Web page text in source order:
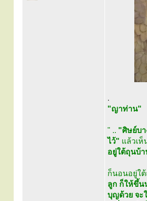
.
"ญาท่าน"
" .. "ศิษย์บา
ไว้" แล้วเห็
อยู่ใต้ถุนบ้
ก็นอนอยู่ใ
ลูก ก็ให้ขึ้
บุญด้วย จะ